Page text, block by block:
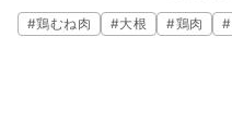
#鶏むね肉 #大根 #鶏肉 #